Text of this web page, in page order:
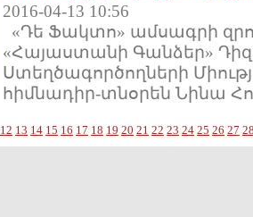
2016-04-13 10:56
«Դե Ֆակտո» ամսագրի
«Հայաստանի Գանձեր»
Ստեղծագործողների
հիմնադիր-տնօրեն Նինա
12 13 14 15 16 17 18 19 20 21 22 23 24 25 26 27